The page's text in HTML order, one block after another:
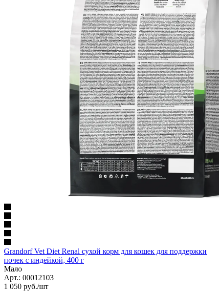
Grandorf Vet Diet Renal сухой корм для кошек для поддержки
почек с индейкой, 400 г
Мало
Арт.: 00012103
1 050 руб./шт